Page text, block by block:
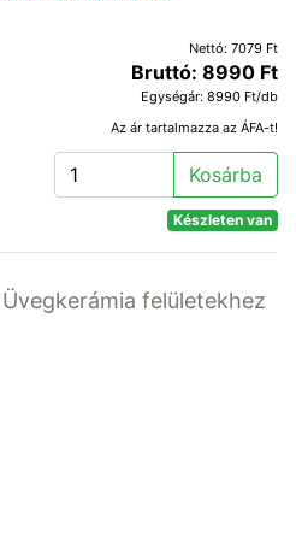
Nettó: 7079 Ft
Bruttó: 8990 Ft
Egységár: 8990 Ft/db
Az ár tartalmazza az ÁFA-t!
Kosárba
Készleten van
felületekhez